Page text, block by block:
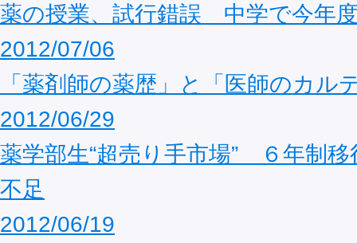
薬の授業、試行錯誤 中学で今年
2012/07/06
「薬剤師の薬歴」と「医師のカル
2012/06/29
薬学部生“超売り手市場” ６年制移
不足
2012/06/19